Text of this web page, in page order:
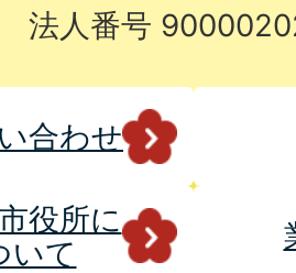
法人番号
合わせ
役所に
いて